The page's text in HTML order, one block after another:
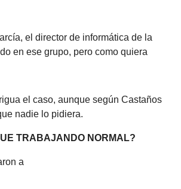
el director de informática de la
en ese grupo, pero como quiera
el caso, aunque según Castaños
nadie lo pidiera.
TRABAJANDO NORMAL?
a